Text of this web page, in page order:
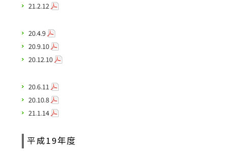
21.2.12
20.4.9
20.9.10
20.12.10
20.6.11
20.10.8
21.1.14
平成19年度